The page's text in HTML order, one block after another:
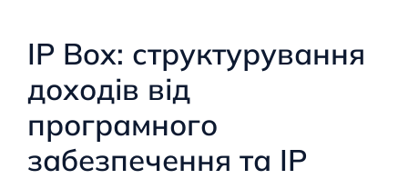
IP Box: структурування
доходів від
програмного
забезпечення та IP